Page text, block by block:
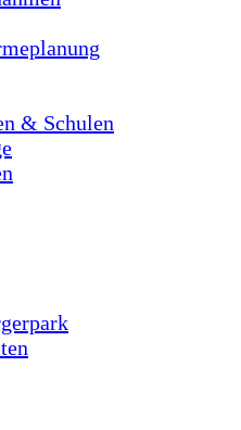
& Schulen